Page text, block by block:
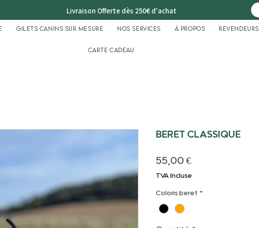
Livraison Offerte dès 250€ d'achat
Gilets Canins sur mesure Nos services À propos Revendeurs
Carte cadeau
BERET CLASSIQUE
55,00 €Prix
TVA Incluse
Coloris beret *